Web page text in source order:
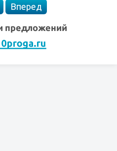
Вперед